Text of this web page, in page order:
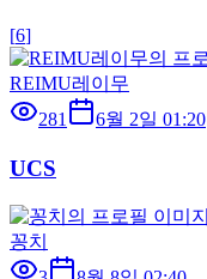
[6]
REIMU레이무
281
6월 2일 01:20
UCS
꽁치